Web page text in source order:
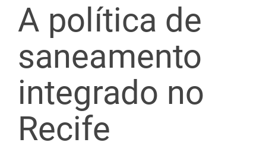
A política de
saneamento
integrado no
Recife